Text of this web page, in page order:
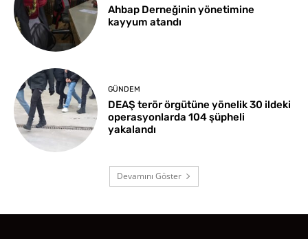
Ahbap Derneğinin yönetimine
kayyum atandı
GÜNDEM
DEAŞ terör örgütüne yönelik 30 ildeki
operasyonlarda 104 şüpheli
yakalandı
Devamını Göster